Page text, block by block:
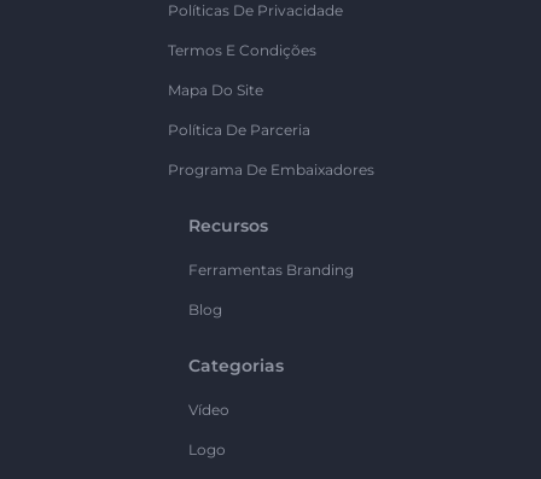
Políticas De Privacidade
Termos E Condições
Mapa Do Site
Política De Parceria
Programa De Embaixadores
Recursos
Ferramentas Branding
Blog
Categorias
Vídeo
Logo